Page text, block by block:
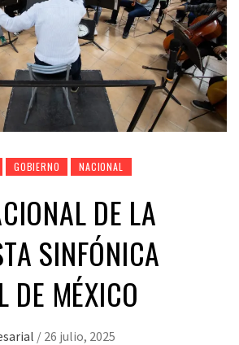
GOBIERNO NACIONAL
DE LA
SINFÓNICA
DE MÉXICO
/ 26 julio, 2025